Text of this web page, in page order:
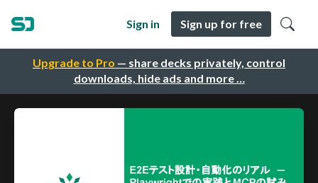
Upgrade to Pro — share decks privately, control
downloads, hide ads and more …
Sign in Sign up for free